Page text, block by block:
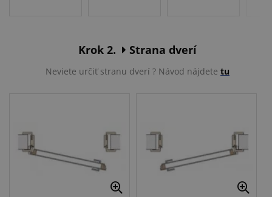
Krok 2. Strana dverí
Neviete určiť stranu dverí ? Návod nájdete tu